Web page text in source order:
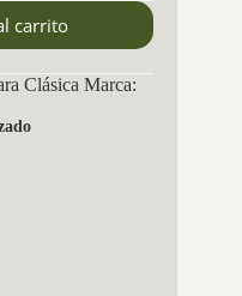
carrito
Clásica Marca: